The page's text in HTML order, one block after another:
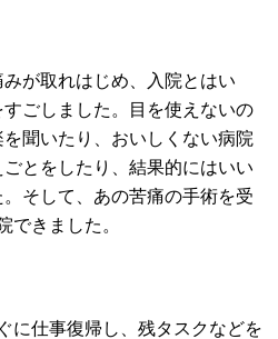
が取れはじめ、入院とはい
ごしました。目を使えないの
聞いたり、おいしくない病院
とをしたり、結果的にはいい
そして、あの苦痛の手術を受
できました。
に仕事復帰し、残タスクなどを